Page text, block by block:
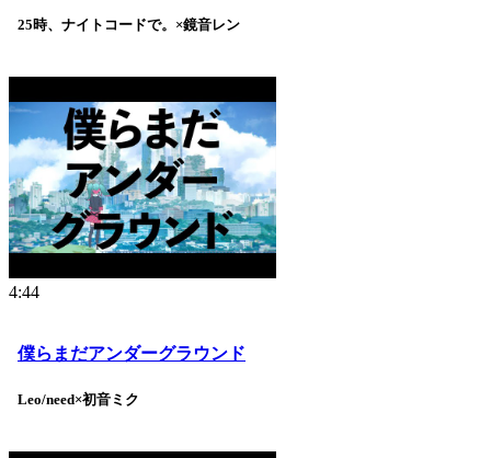
25時、ナイトコードで。×鏡音レン
4:44
僕らまだアンダーグラウンド
Leo/need×初音ミク